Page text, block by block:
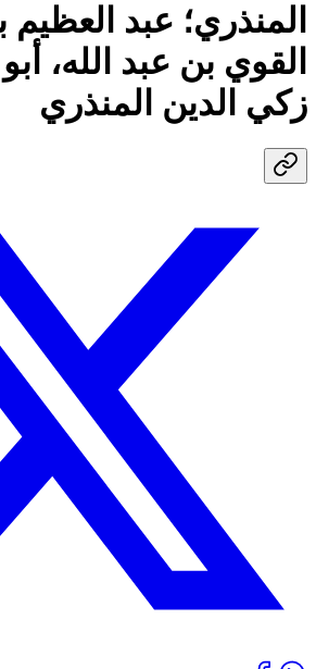
المنذري؛ عبد العظيم
القوي بن عبد الله،
زكي الدين المنذري